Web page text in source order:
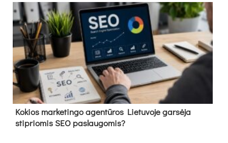
Kokios marketingo agentūros Lietuvoje garsėja
stipriomis SEO paslaugomis?